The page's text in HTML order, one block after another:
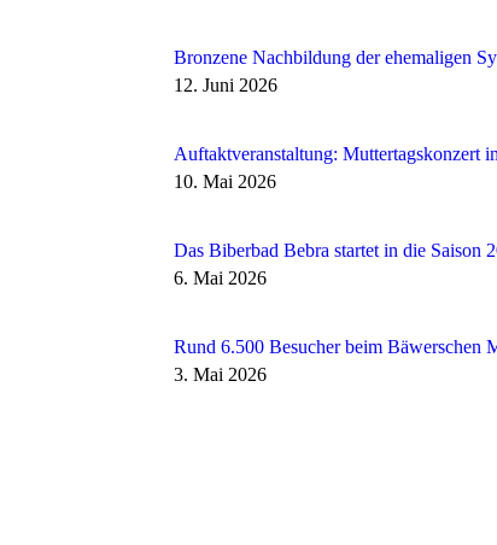
Bronzene Nachbildung der ehemaligen
12. Juni 2026
Auftaktveranstaltung: Muttertagskonzert
10. Mai 2026
Das Biberbad Bebra startet in die Saison
6. Mai 2026
Rund 6.500 Besucher beim Bäwerschen
3. Mai 2026